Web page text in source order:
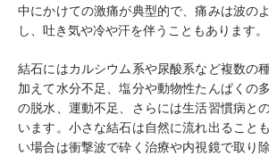
中にかけての激痛が典型的で、痛みは波の
し、吐き気や冷や汗を伴うこともあります。
結石にはカルシウム系や尿酸系など複数の
加えて水分不足、塩分や動物性たんぱくの
の脱水、運動不足、さらには生活習慣病と
います。小さな結石は自然に流れ出ること
い場合は衝撃波で砕く治療や内視鏡で取り